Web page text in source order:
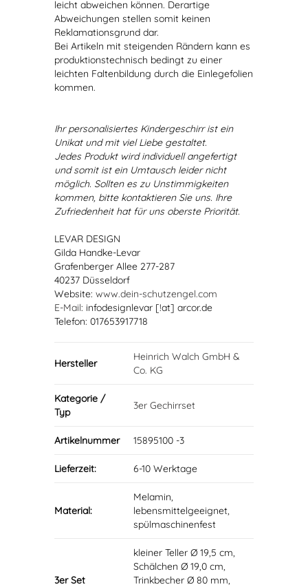
leicht abweichen können. Derartige
Abweichungen stellen somit keinen
Reklamationsgrund dar.
Bei Artikeln mit steigenden Rändern kann es
produktionstechnisch bedingt zu einer
leichten Faltenbildung durch die Einlegefolien
kommen.
Ihr personalisiertes Kindergeschirr ist ein
Unikat und mit viel Liebe gestaltet.
Jedes Produkt wird individuell angefertigt
und somit ist ein Umtausch leider nicht
möglich. Sollten es zu Unstimmigkeiten
kommen, bitte kontaktieren Sie uns. Ihre
Zufriedenheit hat für uns oberste Priorität.
LEVAR DESIGN
Gilda Handke-Levar
Grafenberger Allee 277-287
40237 Düsseldorf
Website: www.dein-schutzengel.com
E-Mail: infodesignlevar [!at] arcor.de
Telefon: 017653917718
Hersteller
Heinrich Walch GmbH &
Co. KG
Kategorie /
Typ
3er Gechirrset
Artikelnummer 15895100 -3
Lieferzeit: 6-10 Werktage
Material:
Melamin,
lebensmittelgeeignet,
spülmaschinenfest
3er Set
kleiner Teller Ø 19,5 cm,
Schälchen Ø 19,0 cm,
Trinkbecher Ø 80 mm,